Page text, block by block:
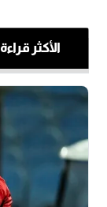
الأكثر قراءة